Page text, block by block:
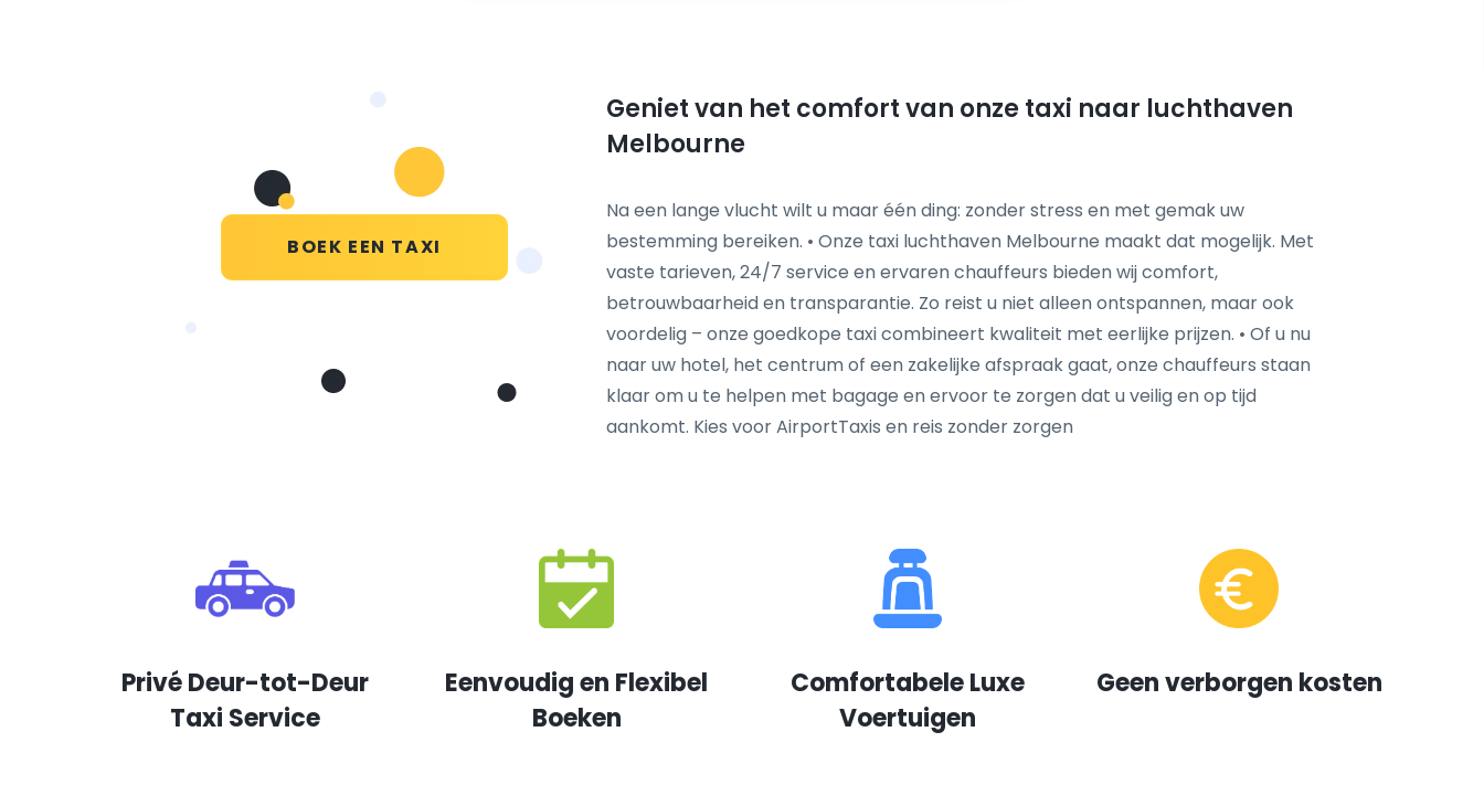
BOEK EEN TAXI
Geniet van het comfort van onze taxi naar luchthaven
Melbourne
Na een lange vlucht wilt u maar één ding: zonder stress en met gemak uw
bestemming bereiken. • Onze taxi luchthaven Melbourne maakt dat mogelijk. Met
vaste tarieven, 24/7 service en ervaren chauffeurs bieden wij comfort,
betrouwbaarheid en transparantie. Zo reist u niet alleen ontspannen, maar ook
voordelig – onze goedkope taxi combineert kwaliteit met eerlijke prijzen. • Of u nu
naar uw hotel, het centrum of een zakelijke afspraak gaat, onze chauffeurs staan
klaar om u te helpen met bagage en ervoor te zorgen dat u veilig en op tijd
aankomt. Kies voor AirportTaxis en reis zonder zorgen
Privé Deur-tot-Deur
Taxi Service
Eenvoudig en Flexibel
Boeken
Comfortabele Luxe
Voertuigen
Geen verborgen kosten